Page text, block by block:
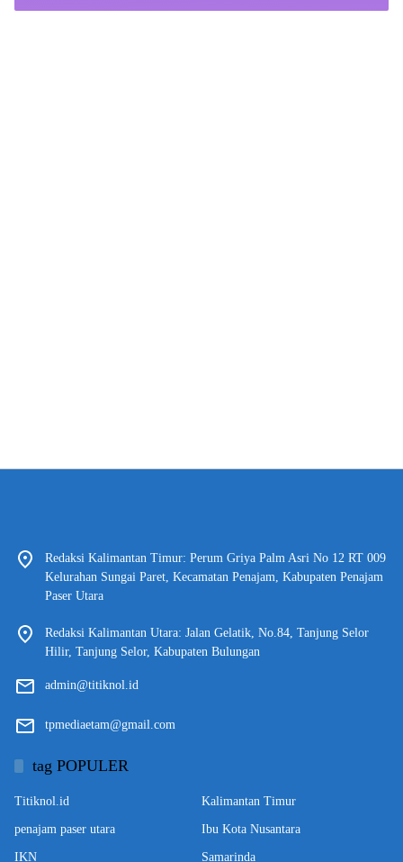
Redaksi Kalimantan Timur: Perum Griya Palm Asri No 12 RT 009
Kelurahan Sungai Paret, Kecamatan Penajam, Kabupaten Penajam
Paser Utara
Redaksi Kalimantan Utara: Jalan Gelatik, No.84, Tanjung Selor
Hilir, Tanjung Selor, Kabupaten Bulungan
admin@titiknol.id
tpmediaetam@gmail.com
tag POPULER
Titiknol.id Kalimantan Timur
penajam paser utara Ibu Kota Nusantara
IKN Samarinda